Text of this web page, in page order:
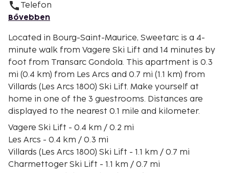
Telefon
Bővebben
Located in Bourg-Saint-Maurice, Sweetarc is a 4-
minute walk from Vagere Ski Lift and 14 minutes by
foot from Transarc Gondola. This apartment is 0.3
mi (0.4 km) from Les Arcs and 0.7 mi (1.1 km) from
Villards (Les Arcs 1800) Ski Lift. Make yourself at
home in one of the 3 guestrooms. Distances are
displayed to the nearest 0.1 mile and kilometer.
Vagere Ski Lift - 0.4 km / 0.2 mi
Les Arcs - 0.4 km / 0.3 mi
Villards (Les Arcs 1800) Ski Lift - 1.1 km / 0.7 mi
Charmettoger Ski Lift - 1.1 km / 0.7 mi